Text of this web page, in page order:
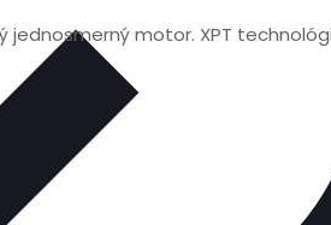
motor. XPT